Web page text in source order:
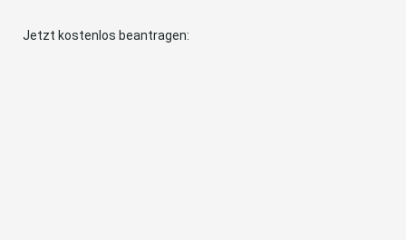
Jetzt kostenlos beantragen: